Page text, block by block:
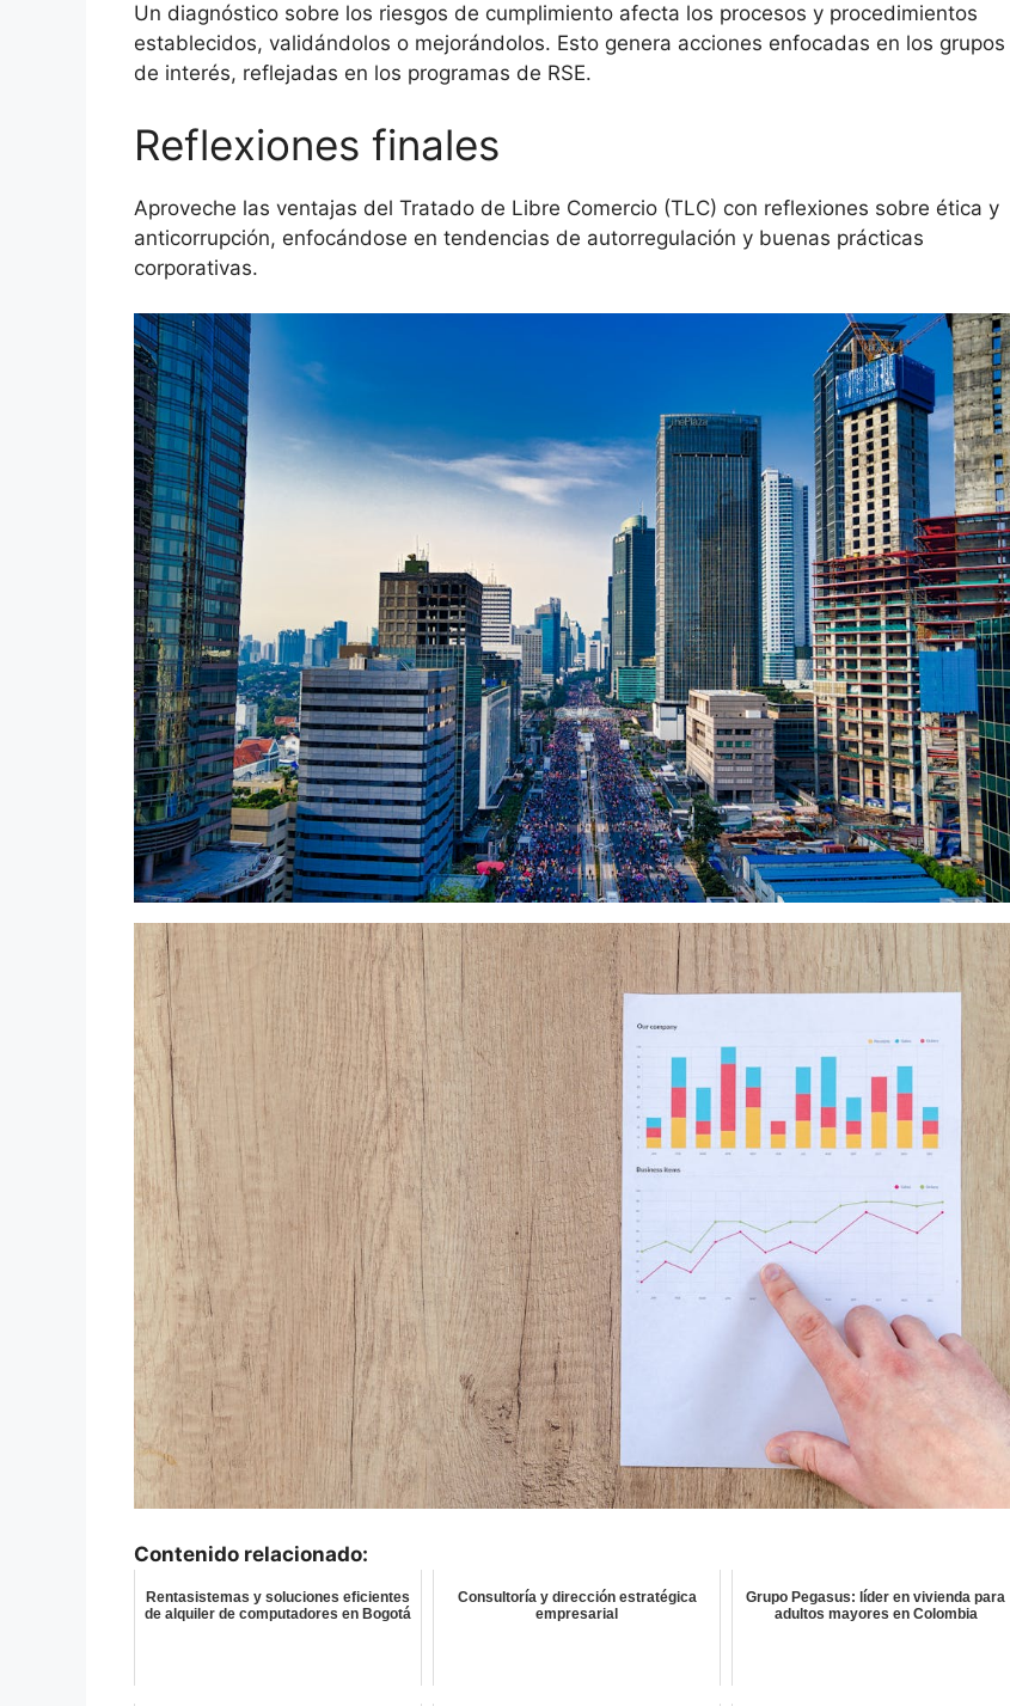
Un diagnóstico sobre los riesgos de cumplimiento afecta los procesos y procedimientos
establecidos, validándolos o mejorándolos. Esto genera acciones enfocadas en los grupos
de interés, reflejadas en los programas de RSE.
Reflexiones finales
Aproveche las ventajas del Tratado de Libre Comercio (TLC) con reflexiones sobre ética y
anticorrupción, enfocándose en tendencias de autorregulación y buenas prácticas
corporativas.
Contenido relacionado:
Rentasistemas y soluciones eficientes
de alquiler de computadores en Bogotá
Consultoría y dirección estratégica
empresarial
Grupo Pegasus: líder en vivienda para
adultos mayores en Colombia